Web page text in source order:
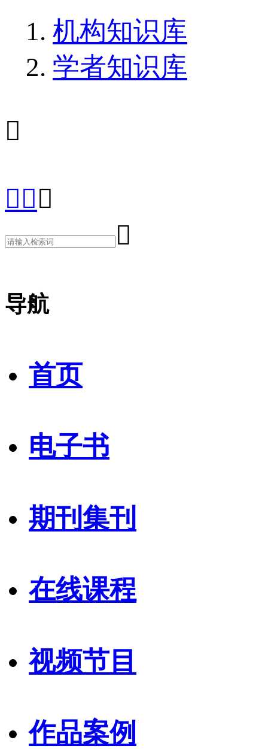
机构知识库
学者知识库



导航
首页
电子书
期刊集刊
在线课程
视频节目
作品案例